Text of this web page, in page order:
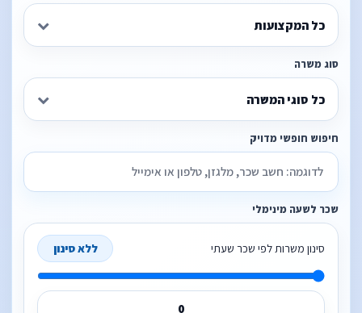
כל המקצועות
סוג משרה
כל סוגי המשרה
חיפוש חופשי מדויק
שכר לשעה מינימלי
סינון משרות לפי שכר שעתי ללא סינון